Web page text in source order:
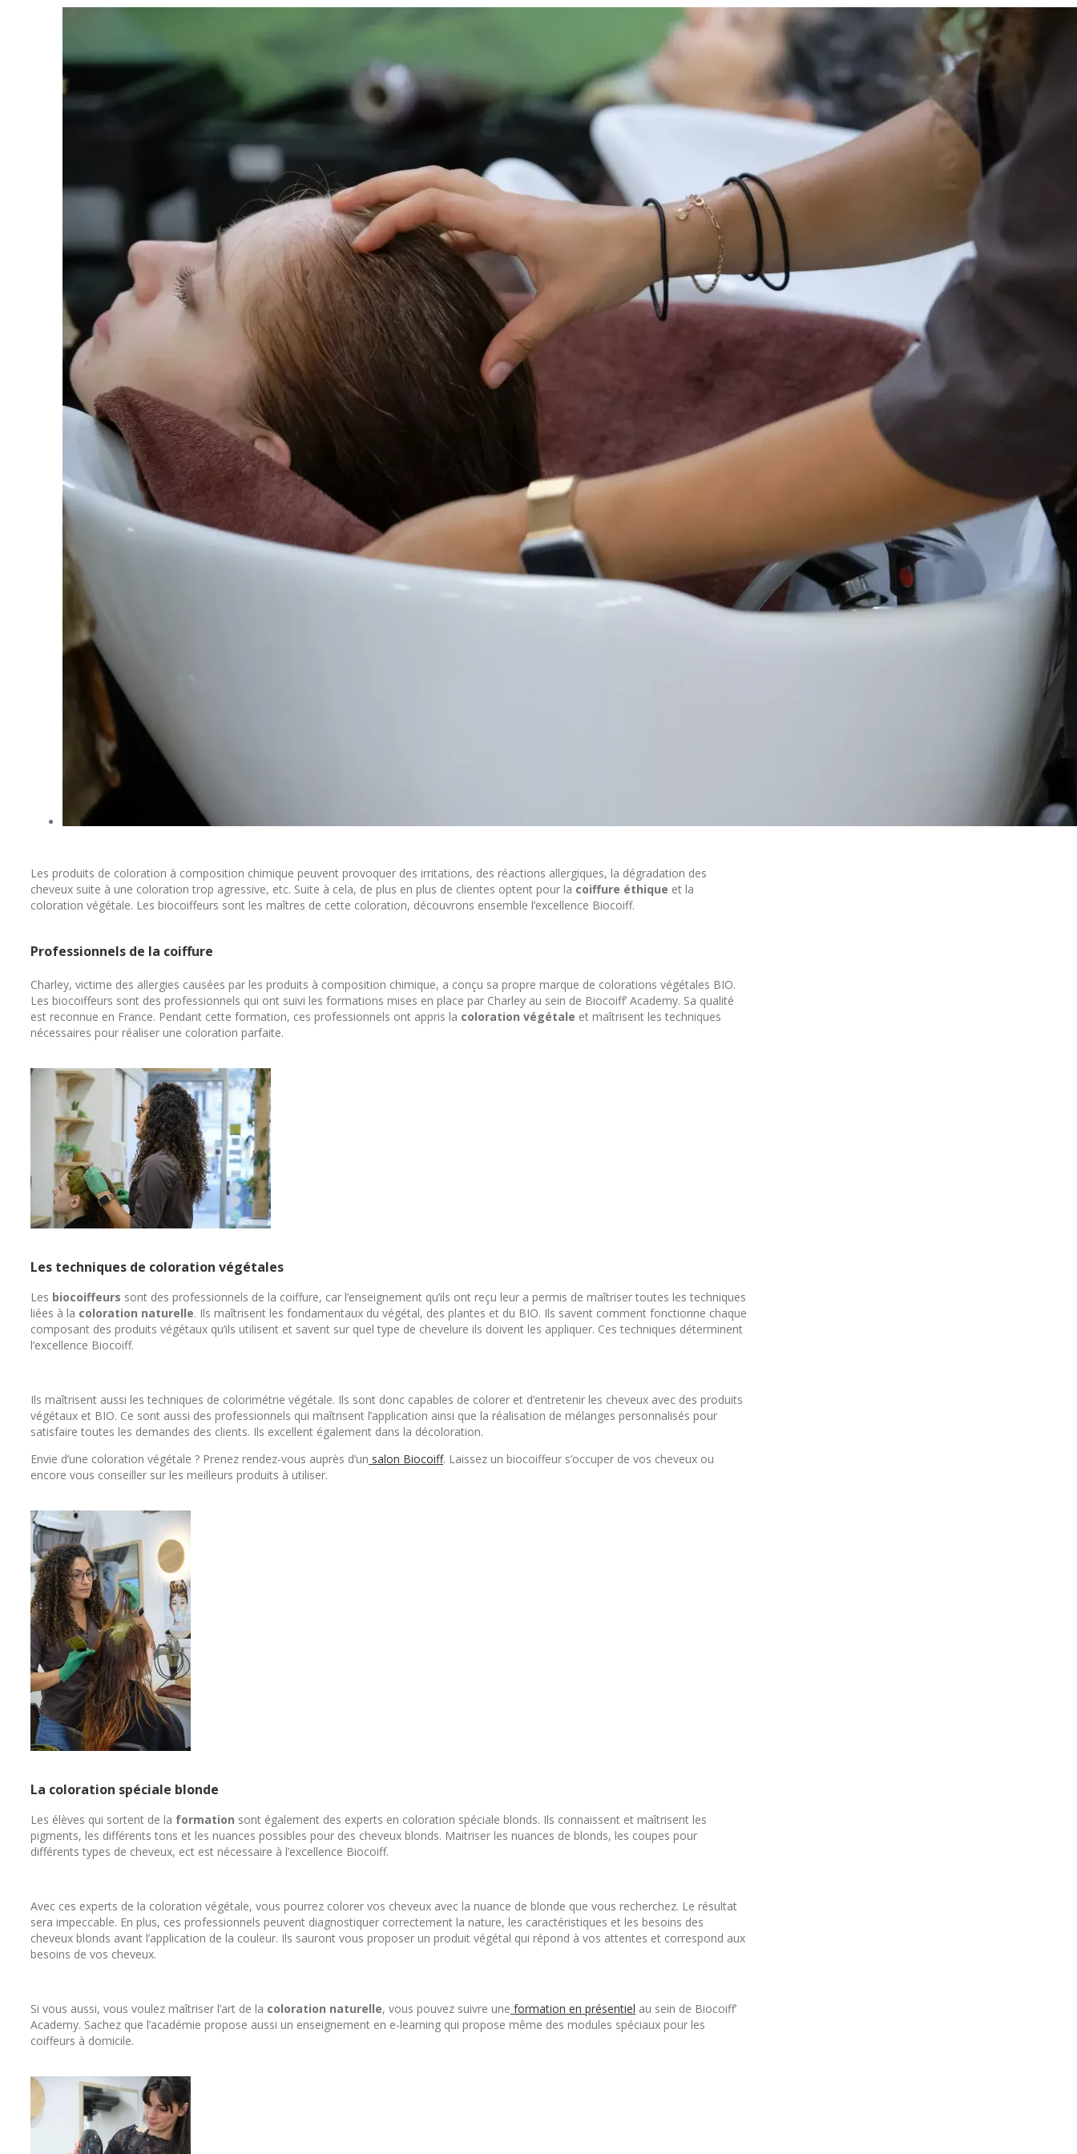
Les produits de coloration à composition chimique peuvent provoquer des irritations, des réactions allergiques, la dégradation des
cheveux suite à une coloration trop agressive, etc. Suite à cela, de plus en plus de clientes optent pour la coiffure éthique et la
coloration végétale. Les biocoiffeurs sont les maîtres de cette coloration, découvrons ensemble l’excellence Biocoiff.
Professionnels de la coiffure
Charley, victime des allergies causées par les produits à composition chimique, a conçu sa propre marque de colorations végétales BIO.
Les biocoiffeurs sont des professionnels qui ont suivi les formations mises en place par Charley au sein de Biocoiff’ Academy. Sa qualité
est reconnue en France. Pendant cette formation, ces professionnels ont appris la coloration végétale et maîtrisent les techniques
nécessaires pour réaliser une coloration parfaite.
Les techniques de coloration végétales
Les biocoiffeurs sont des professionnels de la coiffure, car l’enseignement qu’ils ont reçu leur a permis de maîtriser toutes les techniques
liées à la coloration naturelle. Ils maîtrisent les fondamentaux du végétal, des plantes et du BIO. Ils savent comment fonctionne chaque
composant des produits végétaux qu’ils utilisent et savent sur quel type de chevelure ils doivent les appliquer. Ces techniques déterminent
l’excellence Biocoiff.
Ils maîtrisent aussi les techniques de colorimétrie végétale. Ils sont donc capables de colorer et d’entretenir les cheveux avec des produits
végétaux et BIO. Ce sont aussi des professionnels qui maîtrisent l’application ainsi que la réalisation de mélanges personnalisés pour
satisfaire toutes les demandes des clients. Ils excellent également dans la décoloration.
Envie d’une coloration végétale ? Prenez rendez-vous auprès d’un salon Biocoiff. Laissez un biocoiffeur s’occuper de vos cheveux ou
encore vous conseiller sur les meilleurs produits à utiliser.
La coloration spéciale blonde
Les élèves qui sortent de la formation sont également des experts en coloration spéciale blonds. Ils connaissent et maîtrisent les
pigments, les différents tons et les nuances possibles pour des cheveux blonds. Maitriser les nuances de blonds, les coupes pour
différents types de cheveux, ect est nécessaire à l’excellence Biocoiff.
Avec ces experts de la coloration végétale, vous pourrez colorer vos cheveux avec la nuance de blonde que vous recherchez. Le résultat
sera impeccable. En plus, ces professionnels peuvent diagnostiquer correctement la nature, les caractéristiques et les besoins des
cheveux blonds avant l’application de la couleur. Ils sauront vous proposer un produit végétal qui répond à vos attentes et correspond aux
besoins de vos cheveux.
Si vous aussi, vous voulez maîtriser l’art de la coloration naturelle, vous pouvez suivre une formation en présentiel au sein de Biocoiff’
Academy. Sachez que l’académie propose aussi un enseignement en e-learning qui propose même des modules spéciaux pour les
coiffeurs à domicile.